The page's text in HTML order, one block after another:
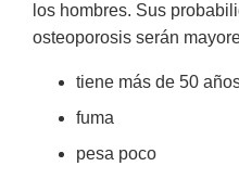
los hombres. Sus
osteoporosis serán
tiene más de 50
fuma
pesa poco